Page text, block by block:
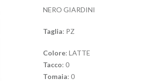
NERO GIARDINI
Taglia: PZ
Colore: LATTE
Tacco: 0
Tomaia: 0